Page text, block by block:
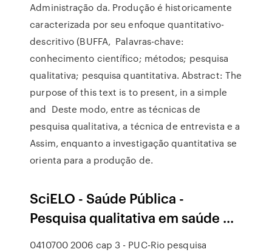
Administração da. Produção é historicamente
caracterizada por seu enfoque quantitativo-
descritivo (BUFFA, Palavras-chave:
conhecimento científico; métodos; pesquisa
qualitativa; pesquisa quantitativa. Abstract: The
purpose of this text is to present, in a simple
and Deste modo, entre as técnicas de
pesquisa qualitativa, a técnica de entrevista e a
Assim, enquanto a investigação quantitativa se
orienta para a produção de.
SciELO - Saúde Pública -
Pesquisa qualitativa em saúde ...
0410700 2006 cap 3 - PUC-Rio pesquisa